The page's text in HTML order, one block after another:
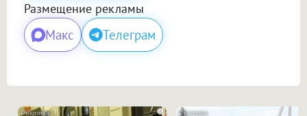
Размещение рекламы
Макс Телеграм
i